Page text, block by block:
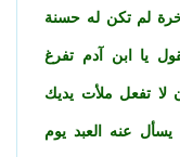
لم تكن له حسنة
يا ابن آدم تفرغ
لا تفعل ملأت يديك
يسأل عنه العبد يوم